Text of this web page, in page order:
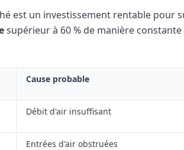
est un investissement rentable pour
supérieur à 60 % de manière
Cause probable
Débit d'air insuffisant
Entrées d'air obstruées